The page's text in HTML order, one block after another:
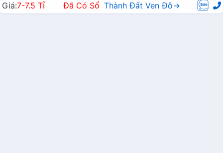
Giá:7-7.5 Tỉ Đã Có Sổ Thành Đất Ven Đô→